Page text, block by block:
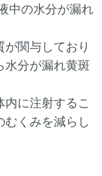
中の水分が漏れ
関与しており
水分が漏れ黄斑
に注射するこ
むくみを減らし